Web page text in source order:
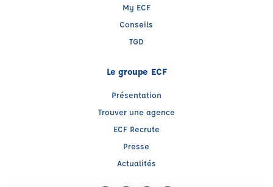
My ECF
Conseils
TGD
Le groupe ECF
Présentation
Trouver une agence
ECF Recrute
Presse
Actualités